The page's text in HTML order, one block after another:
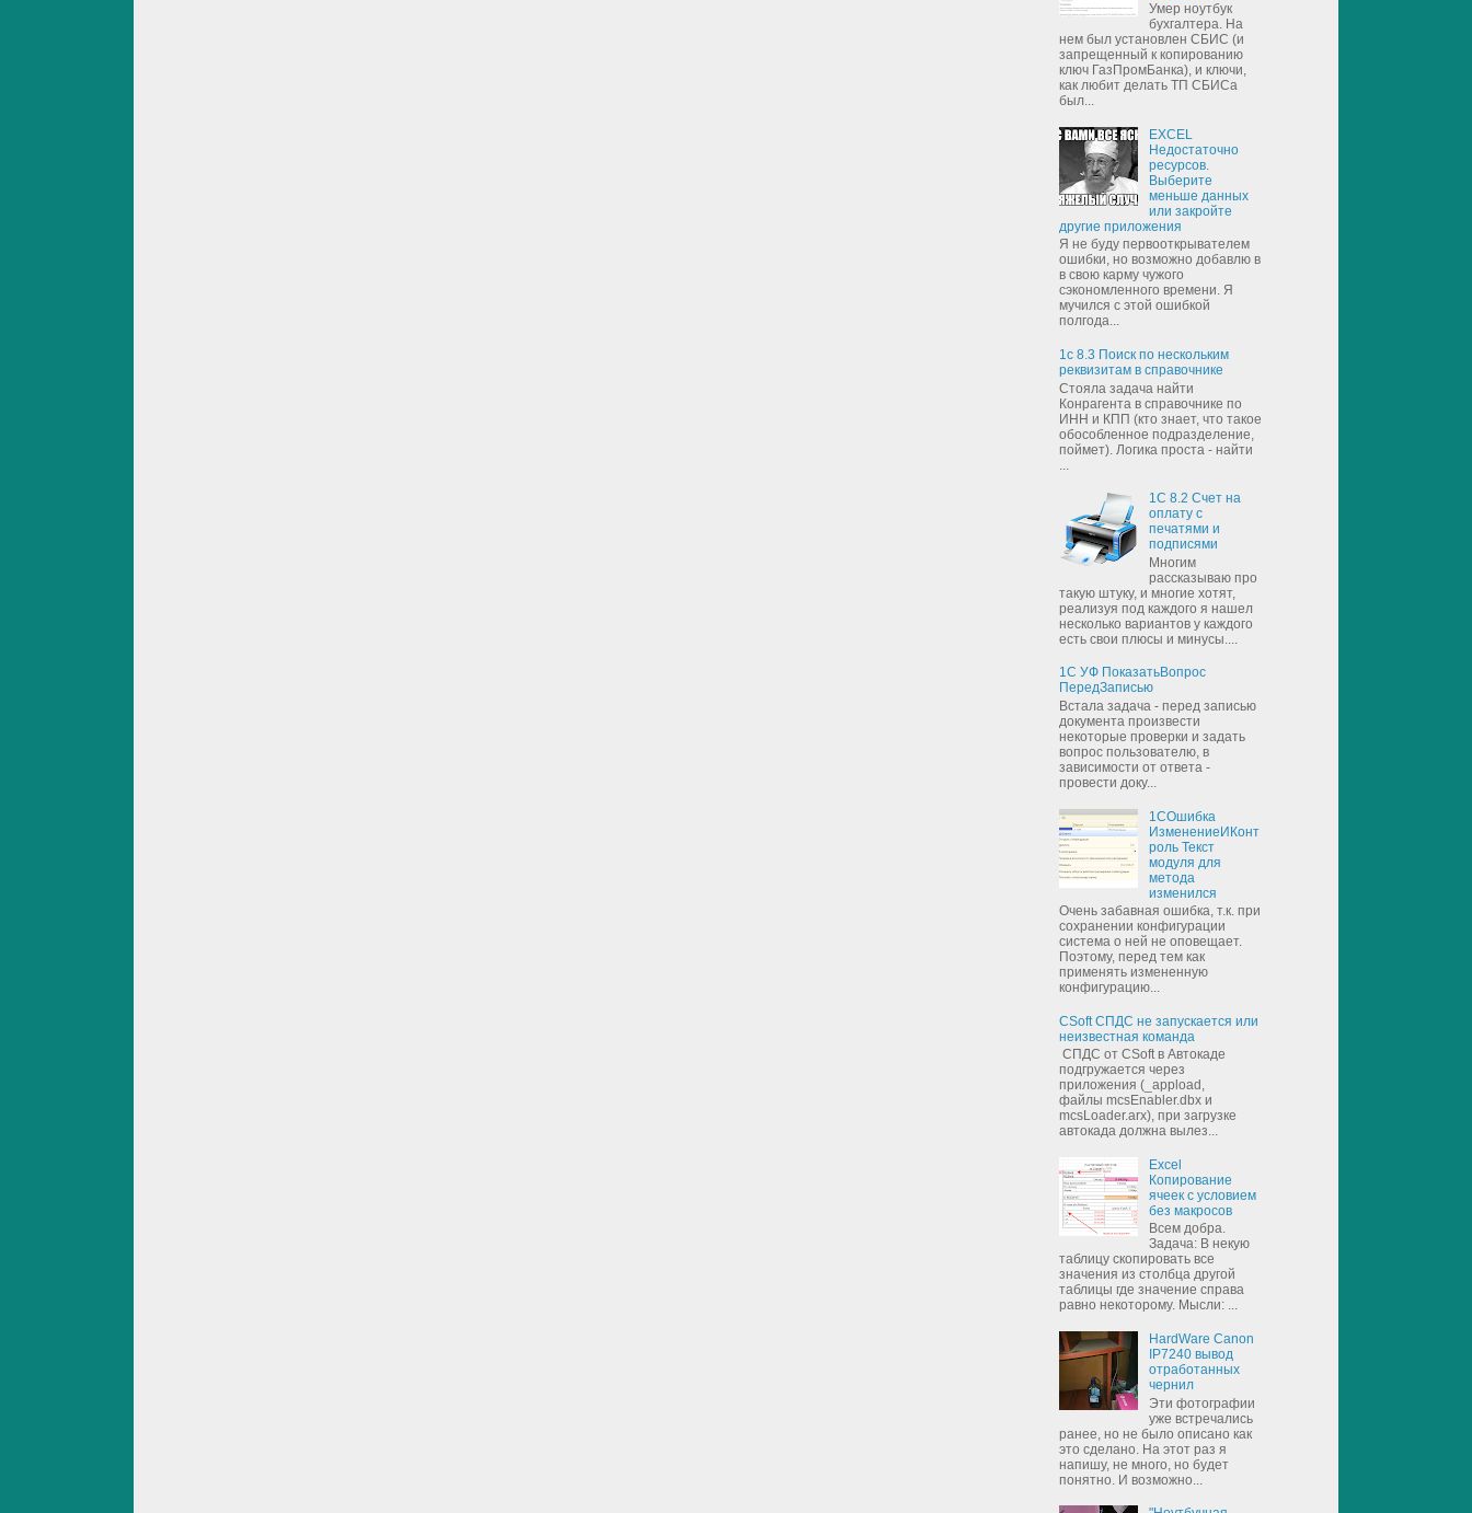
Умер ноутбук
бухгалтера. На
нем был установлен СБИС (и
запрещенный к копированию
ключ ГазПромБанка), и ключи,
как любит делать ТП СБИСа
был...
EXCEL
Недостаточно
ресурсов.
Выберите
меньше данных
или закройте
другие приложения
Я не буду первооткрывателем
ошибки, но возможно добавлю в
в свою карму чужого
сэкономленного времени. Я
мучился с этой ошибкой
полгода...
1с 8.3 Поиск по нескольким
реквизитам в справочнике
Стояла задача найти
Конрагента в справочнике по
ИНН и КПП (кто знает, что такое
обособленное подразделение,
поймет). Логика проста - найти
1С 8.2 Счет на
оплату с
печатями и
подписями
Многим
рассказываю про
такую штуку, и многие хотят,
реализуя под каждого я нашел
несколько вариантов у каждого
есть свои плюсы и минусы....
1С УФ ПоказатьВопрос
ПередЗаписью
Встала задача - перед записью
документа произвести
некоторые проверки и задать
вопрос пользователю, в
зависимости от ответа -
провести доку...
1СОшибка
ИзменениеИКонт
роль Текст
модуля для
метода
изменился
Очень забавная ошибка, т.к. при
сохранении конфигурации
система о ней не оповещает.
Поэтому, перед тем как
применять измененную
конфигурацию...
CSoft СПДС не запускается или
неизвестная команда
СПДС от CSoft в Автокаде
подгружается через
приложения (_appload,
файлы mcsEnabler.dbx и
mcsLoader.arx), при загрузке
автокада должна вылез...
Excel
Копирование
ячеек с условием
без макросов
Всем добра.
Задача: В некую
таблицу скопировать все
значения из столбца другой
таблицы где значение справа
равно некоторому. Мысли: ...
HardWare Canon
IP7240 вывод
отработанных
чернил
Эти фотографии
уже встречались
ранее, но не было описано как
это сделано. На этот раз я
напишу, не много, но будет
понятно. И возможно...